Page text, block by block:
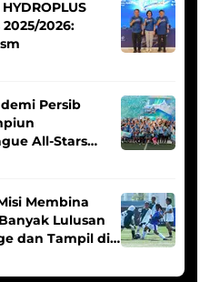
2026:
Persib
All-Stars
Membina
Lulusan
dan Tampil di